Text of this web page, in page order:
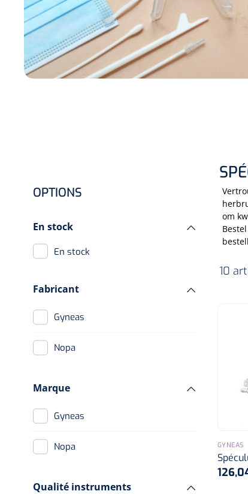
Hygiène & Désinfection
Soins d'incontinence
Matériel d'injection
Infrastructure
OPTIONS
En stock
En stock
Fabricant
Gyneas
Nopa
Marque
Gyneas
Nopa
Qualité instruments
om
10
GYNEAS